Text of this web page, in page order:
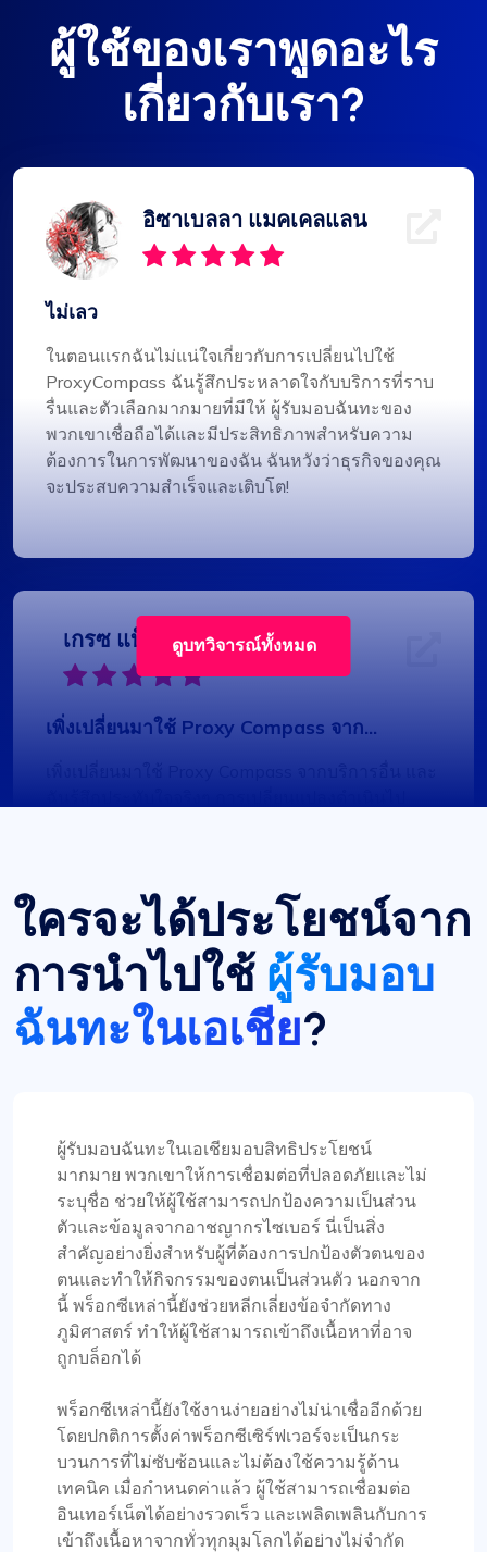
ผู้ใช้ของเราพูดอะไร
เกี่ยวกับเรา?
อิซาเบลลา แมคเคลแลน
ไม่เลว
ในตอนแรกฉันไม่แน่ใจเกี่ยวกับการเปลี่ยนไปใช้
ProxyCompass ฉันรู้สึกประหลาดใจกับบริการที่ราบ
รื่นและตัวเลือกมากมายที่มีให้ ผู้รับมอบฉันทะของ
พวกเขาเชื่อถือได้และมีประสิทธิภาพสำหรับความ
ต้องการในการพัฒนาของฉัน ฉันหวังว่าธุรกิจของคุณ
จะประสบความสำเร็จและเติบโต!
เกรซ แบ็บค็อก
เพิ่งเปลี่ยนมาใช้ Proxy Compass จาก...
แมทธิว โทแลนด์
ฉันใช้ proxycompass มาประมาณ 7 ถึง 8 เดือนแล้ว
โดยรวมแล้วประสบการณ์ของฉันกับพวกเขาถือเป็น
เรื่องเชิงบวกอย่างมาก แม้ว่าจะมีบางกรณีที่ผู้รับมอบ
ฉันทะบางรายทำงานล้มเหลว ซึ่งน่าหงุดหงิด แต่
ปัญหาได้รับการแก้ไขและชดเชยอย่างเพียงพอ และ
เหตุการณ์ดังกล่าวเกิดขึ้นไม่บ่อยนัก
ในช่วงเวลาเหล่านี้ ฉันติดต่อทีมสนับสนุนของพวกเขา
และประทับใจในความเป็นมืออาชีพของพวกเขา ฉัน
ขอยกย่องอเล็กซ์เป็นพิเศษสำหรับการตอบกลับที่
รวดเร็วและความสามารถในการค้นหาวิธีแก้ไข
ปัญหาต่างๆ ได้อย่างรวดเร็ว
โดยรวมแล้ว ประสบการณ์ของฉันกับ
Proxycompass อยู่ในเกณฑ์ดี พวกเขาเป็นผู้ให้บริการ
ที่น่ายกย่องในตลาดตัวแทน และฉันยินดีที่จะสานต่อ
ความสัมพันธ์ของฉันกับพวกเขาต่อไป
ดูบทวิจารณ์ทั้งหมด
ใครจะได้ประโยชน์จาก
การนำไปใช้ ผู้รับมอบ
ฉันทะในเอเชีย?
ผู้รับมอบฉันทะในเอเชียมอบสิทธิประโยชน์
มากมาย พวกเขาให้การเชื่อมต่อที่ปลอดภัยและไม่
ระบุชื่อ ช่วยให้ผู้ใช้สามารถปกป้องความเป็นส่วน
ตัวและข้อมูลจากอาชญากรไซเบอร์ นี่เป็นสิ่ง
สำคัญอย่างยิ่งสำหรับผู้ที่ต้องการปกป้องตัวตนของ
ตนและทำให้กิจกรรมของตนเป็นส่วนตัว นอกจาก
นี้ พร็อกซีเหล่านี้ยังช่วยหลีกเลี่ยงข้อจำกัดทาง
ภูมิศาสตร์ ทำให้ผู้ใช้สามารถเข้าถึงเนื้อหาที่อาจ
ถูกบล็อกได้
พร็อกซีเหล่านี้ยังใช้งานง่ายอย่างไม่น่าเชื่ออีกด้วย
โดยปกติการตั้งค่าพร็อกซีเซิร์ฟเวอร์จะเป็นกระ
บวนการที่ไม่ซับซ้อนและไม่ต้องใช้ความรู้ด้าน
เทคนิค เมื่อกำหนดค่าแล้ว ผู้ใช้สามารถเชื่อมต่อ
อินเทอร์เน็ตได้อย่างรวดเร็ว และเพลิดเพลินกับการ
เข้าถึงเนื้อหาจากทั่วทุกมุมโลกได้อย่างไม่จำกัด